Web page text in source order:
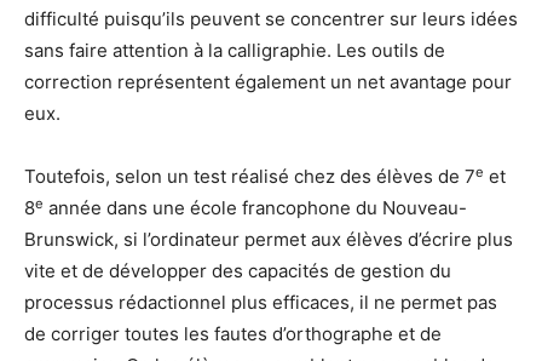
difficulté puisqu’ils peuvent se concentrer sur leurs idées
sans faire attention à la calligraphie. Les outils de
correction représentent également un net avantage pour
eux.
Toutefois, selon un test réalisé chez des élèves de 7e et
8e année dans une école francophone du Nouveau-
Brunswick, si l’ordinateur permet aux élèves d’écrire plus
vite et de développer des capacités de gestion du
processus rédactionnel plus efficaces, il ne permet pas
de corriger toutes les fautes d’orthographe et de